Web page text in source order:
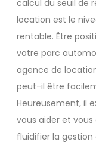
calcul du seuil de
location est le
rentable. Être
votre parc
agence de
peut-il être
Heureusement, il
vous aider et
fluidifier la